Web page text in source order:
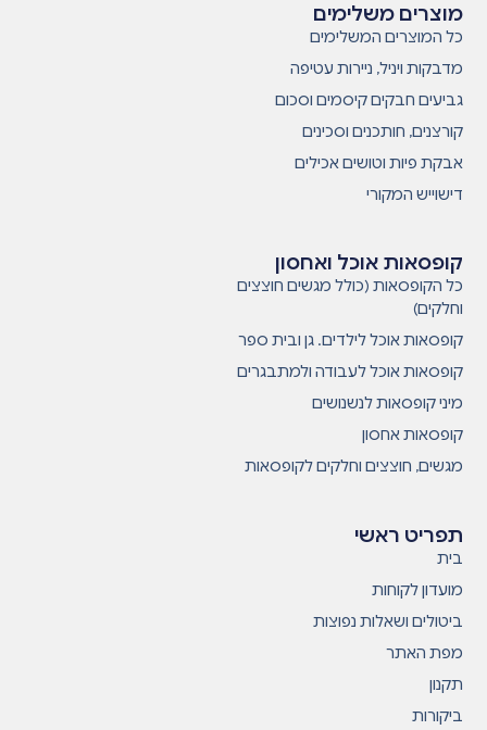
תפריט ראשי
בית
מועדון לקוחות
ביטולים ושאלות נפוצות
מפת האתר
תקנון
ביקורות
קופסאות אוכל ואחסון
כל הקופסאות (כולל מגשים חוצצים
וחלקים)
קופסאות אוכל לילדים. גן ובית ספר
קופסאות אוכל לעבודה ולמתבגרים
מיני קופסאות לנשנושים
קופסאות אחסון
מגשים, חוצצים וחלקים לקופסאות
מוצרים משלימים
כל המוצרים המשלימים
מדבקות ויניל, ניירות עטיפה
גביעים חבקים קיסמים וסכום
קורצנים, חותכנים וסכינים
אבקת פיות וטושים אכילים
דישוייש המקורי